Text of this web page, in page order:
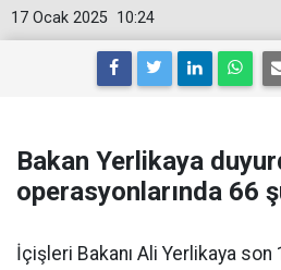
10:24
17 Ocak 2025
Bakan Yerlikaya
operasyonlarında 66
İçişleri Bakanı Ali Yerlikaya